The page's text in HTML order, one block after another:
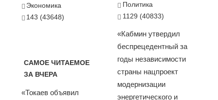
Экономика
143 (43648)
САМОЕ ЧИТАЕМОЕ
ЗА ВЧЕРА
«Токаев объявил
Политика
1129 (40833)
«Кабмин утвердил
беспрецедентный за
годы независимости
страны нацпроект
модернизации
энергетического и